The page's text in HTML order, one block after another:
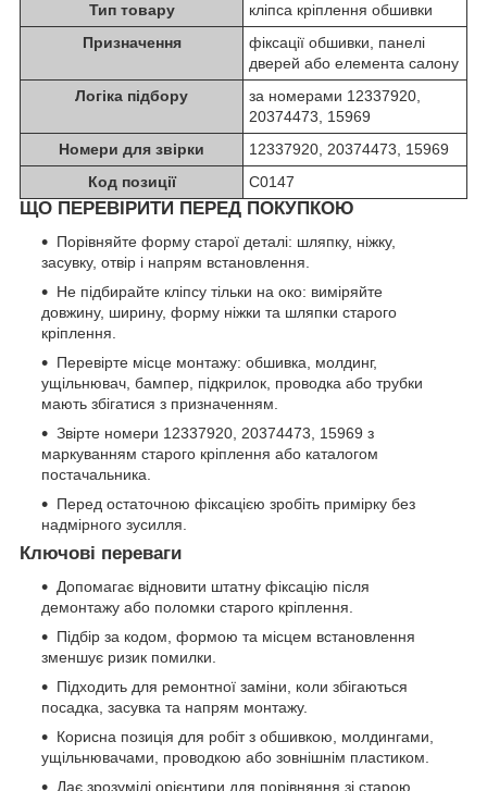
Тип товару
кліпса кріплення обшивки
Призначення
фіксації обшивки, панелі
дверей або елемента салону
Логіка підбору
за номерами 12337920,
20374473, 15969
Номери для звірки
12337920, 20374473, 15969
Код позиції
C0147
ЩО ПЕРЕВІРИТИ ПЕРЕД ПОКУПКОЮ
Порівняйте форму старої деталі: шляпку, ніжку,
засувку, отвір і напрям встановлення.
Не підбирайте кліпсу тільки на око: виміряйте
довжину, ширину, форму ніжки та шляпки старого
кріплення.
Перевірте місце монтажу: обшивка, молдинг,
ущільнювач, бампер, підкрилок, проводка або трубки
мають збігатися з призначенням.
Звірте номери 12337920, 20374473, 15969 з
маркуванням старого кріплення або каталогом
постачальника.
Перед остаточною фіксацією зробіть примірку без
надмірного зусилля.
Ключові переваги
Допомагає відновити штатну фіксацію після
демонтажу або поломки старого кріплення.
Підбір за кодом, формою та місцем встановлення
зменшує ризик помилки.
Підходить для ремонтної заміни, коли збігаються
посадка, засувка та напрям монтажу.
Корисна позиція для робіт з обшивкою, молдингами,
ущільнювачами, проводкою або зовнішнім пластиком.
Дає зрозумілі орієнтири для порівняння зі старою